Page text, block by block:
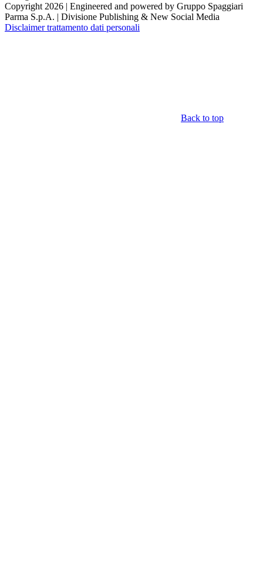
Copyright 2026 | Engineered and powered by Gruppo Spaggiari
Parma S.p.A. | Divisione Publishing & New Social Media
Disclaimer trattamento dati personali
Back to top